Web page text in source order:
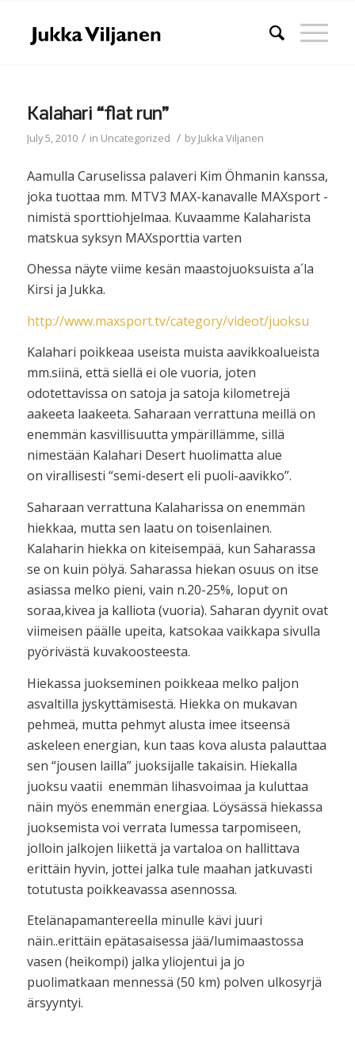
Kalahari “flat run”
July 5, 2010 / in Uncategorized / byJukka Viljanen
Aamulla Caruselissa palaveri Kim Öhmanin kanssa,
joka tuottaa mm. MTV3 MAX-kanavalle MAXsport -
nimistä sporttiohjelmaa. Kuvaamme Kalaharista
matskua syksyn MAXsporttia varten
Ohessa näyte viime kesän maastojuoksuista a´la
Kirsi ja Jukka.
http://www.maxsport.tv/category/videot/juoksu
Kalahari poikkeaa useista muista aavikkoalueista
mm.siinä, että siellä ei ole vuoria, joten
odotettavissa on satoja ja satoja kilometrejä
aakeeta laakeeta. Saharaan verrattuna meillä on
enemmän kasvillisuutta ympärillämme, sillä
nimestään Kalahari Desert huolimatta alue
on virallisesti “semi-desert eli puoli-aavikko”.
Saharaan verrattuna Kalaharissa on enemmän
hiekkaa, mutta sen laatu on toisenlainen.
Kalaharin hiekka on kiteisempää, kun Saharassa
se on kuin pölyä. Saharassa hiekan osuus on itse
asiassa melko pieni, vain n.20-25%, loput on
soraa,kivea ja kalliota (vuoria). Saharan dyynit ovat
viimeisen päälle upeita, katsokaa vaikkapa sivulla
pyörivästä kuvakoosteesta.
Hiekassa juokseminen poikkeaa melko paljon
asvaltilla jyskyttämisestä. Hiekka on mukavan
pehmeä, mutta pehmyt alusta imee itseensä
askeleen energian, kun taas kova alusta palauttaa
sen “jousen lailla” juoksijalle takaisin. Hiekalla
juoksu vaatii enemmän lihasvoimaa ja kuluttaa
näin myös enemmän energiaa. Löysässä hiekassa
juoksemista voi verrata lumessa tarpomiseen,
jolloin jalkojen liikettä ja vartaloa on hallittava
erittäin hyvin, jottei jalka tule maahan jatkuvasti
totutusta poikkeavassa asennossa.
Etelänapamantereella minulle kävi juuri
näin..erittäin epätasaisessa jää/lumimaastossa
vasen (heikompi) jalka yliojentui ja jo
puolimatkaan mennessä (50 km) polven ulkosyrjä
ärsyyntyi.